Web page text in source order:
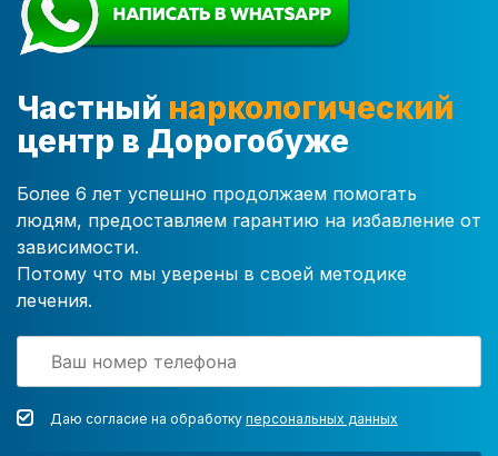
Частный наркологический
центр в Дорогобуже
Более 6 лет успешно продолжаем помогать
людям, предоставляем гарантию на избавление от
зависимости.
Потому что мы уверены в своей методике
лечения.
Даю согласие на обработку персональных данных